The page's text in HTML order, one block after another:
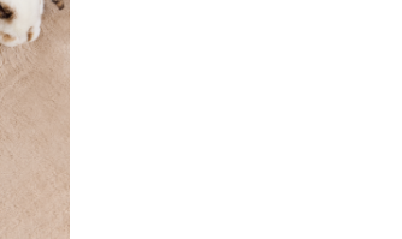
Preferenze
I cookie relativi alle preferenze permettono al sito di
esempio la tua lingua preferita o la regione in cui ti trovi.
Statistica
I cookie statistici aiutano i proprietari dei siti web a
modo anonimo.